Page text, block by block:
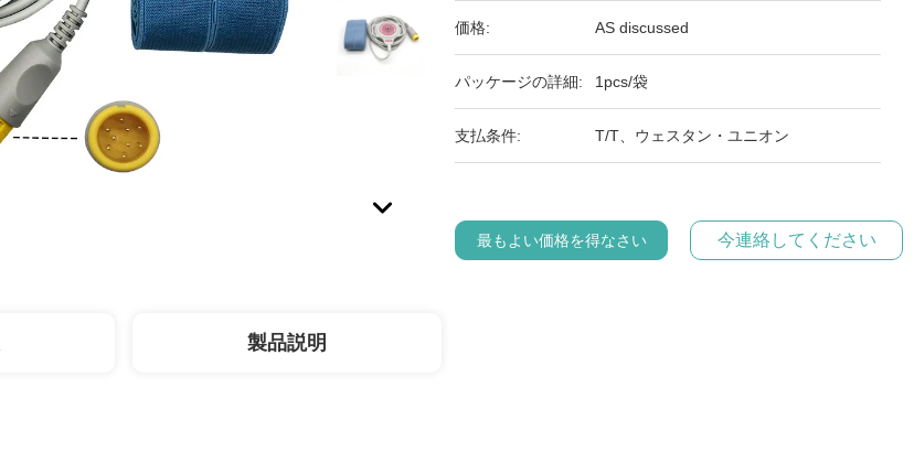
価格: AS discussed
パッケージの詳細: 1pcs/袋
支払条件: T/T、ウェスタン・ユニオン
最もよい価格を得なさい 今連絡してください
製品説明